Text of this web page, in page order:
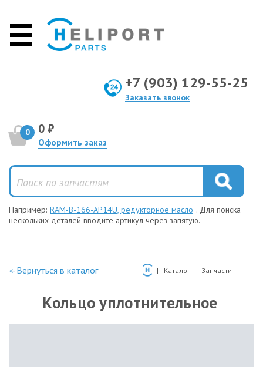
+7 (903) 129-55-25
Заказать звонок
0 0 ₽
Оформить заказ
Например: RAM-B-166-AP14U, редукторное масло . Для поиска
нескольких деталей вводите артикул через запятую.
—Вернуться в каталог Каталог Запчасти
Кольцо уплотнительное